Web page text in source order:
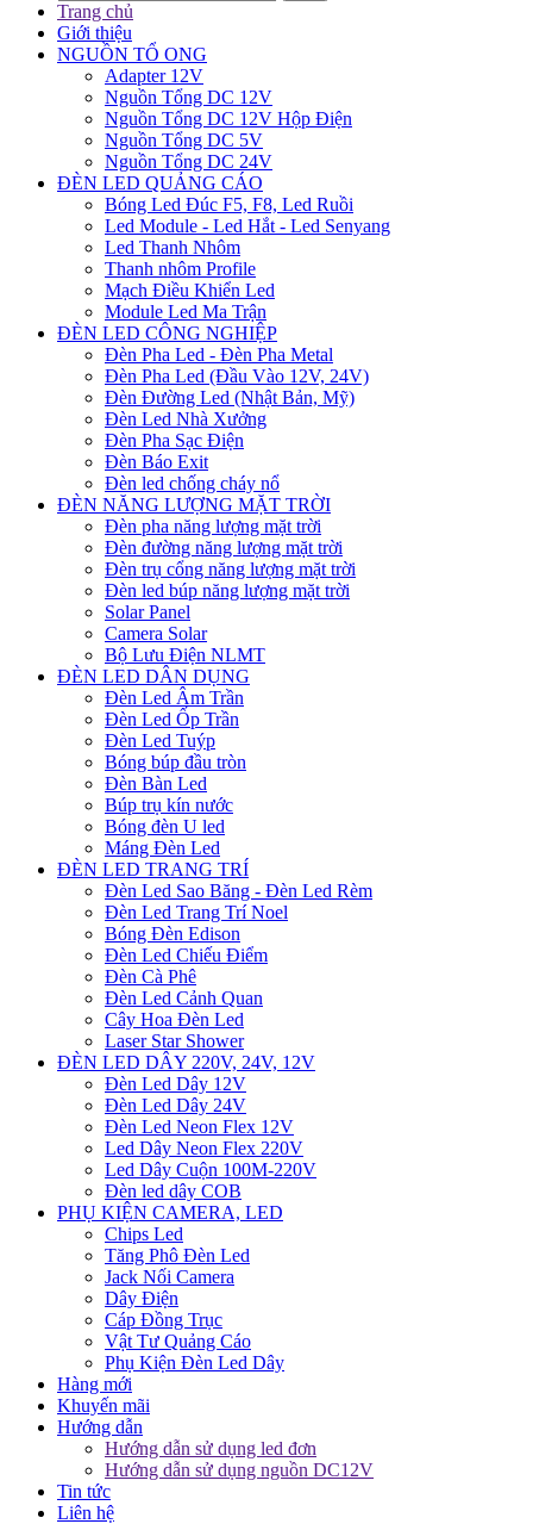
Trang chủ
Giới thiệu
NGUỒN TỔ ONG
Adapter 12V
Nguồn Tổng DC 12V
Nguồn Tổng DC 12V Hộp Điện
Nguồn Tổng DC 5V
Nguồn Tổng DC 24V
ĐÈN LED QUẢNG CÁO
Bóng Led Đúc F5, F8, Led Ruồi
Led Module - Led Hắt - Led Senyang
Led Thanh Nhôm
Thanh nhôm Profile
Mạch Điều Khiển Led
Module Led Ma Trận
ĐÈN LED CÔNG NGHIỆP
Đèn Pha Led - Đèn Pha Metal
Đèn Pha Led (Đầu Vào 12V, 24V)
Đèn Đường Led (Nhật Bản, Mỹ)
Đèn Led Nhà Xưởng
Đèn Pha Sạc Điện
Đèn Báo Exit
Đèn led chống cháy nổ
ĐÈN NĂNG LƯỢNG MẶT TRỜI
Đèn pha năng lượng mặt trời
Đèn đường năng lượng mặt trời
Đèn trụ cổng năng lượng mặt trời
Đèn led búp năng lượng mặt trời
Solar Panel
Camera Solar
Bộ Lưu Điện NLMT
ĐÈN LED DÂN DỤNG
Đèn Led Âm Trần
Đèn Led Ốp Trần
Đèn Led Tuýp
Bóng búp đầu tròn
Đèn Bàn Led
Búp trụ kín nước
Bóng đèn U led
Máng Đèn Led
ĐÈN LED TRANG TRÍ
Đèn Led Sao Băng - Đèn Led Rèm
Đèn Led Trang Trí Noel
Bóng Đèn Edison
Đèn Led Chiếu Điểm
Đèn Cà Phê
Đèn Led Cảnh Quan
Cây Hoa Đèn Led
Laser Star Shower
ĐÈN LED DÂY 220V, 24V, 12V
Đèn Led Dây 12V
Đèn Led Dây 24V
Đèn Led Neon Flex 12V
Led Dây Neon Flex 220V
Led Dây Cuộn 100M-220V
Đèn led dây COB
PHỤ KIỆN CAMERA, LED
Chips Led
Tăng Phô Đèn Led
Jack Nối Camera
Dây Điện
Cáp Đồng Trục
Vật Tư Quảng Cáo
Phụ Kiện Đèn Led Dây
Hàng mới
Khuyến mãi
Hướng dẫn
Hướng dẫn sử dụng led đơn
Hướng dẫn sử dụng nguồn DC12V
Tin tức
Liên hệ